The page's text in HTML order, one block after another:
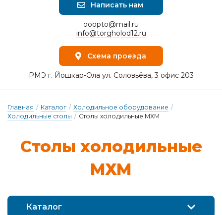
Написать нам
ooopto@mail.ru
info@torgholod12.ru
Схема проезда
РМЭ г. Йошкар-Ола ул. Соловьёва, 3 офис 203
Главная / Каталог / Холодильное оборудование /
Холодильные столы / Столы холодильные МХМ
Сто­лы хо­ло­диль­ные
МХМ
Каталог